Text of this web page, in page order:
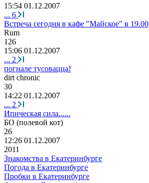
15:54 01.12.2007
... 6
Встреча сегодня в кафе "Майское" в 19.00
Rum
126
15:06 01.12.2007
... 2
погнале тусовацца!
dirt chronic
30
14:22 01.12.2007
... 2
Ипическая сила......
БО (полевой кот)
26
12:26 01.12.2007
2011
Знакомства в Екатеринбурге
Погода в Екатеринбурге
Пробки в Екатеринбурге